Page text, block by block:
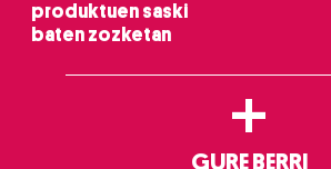
produktuen saski
baten zozketan
+
GURE BERRI